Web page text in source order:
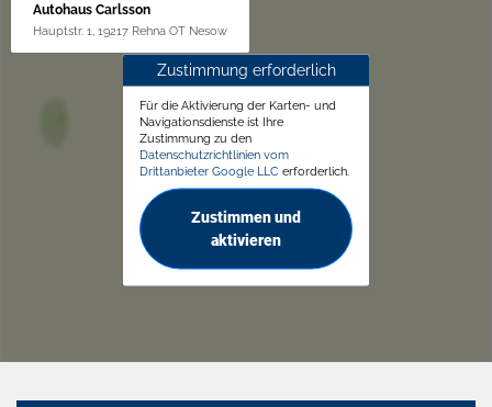
Autohaus Carlsson
Hauptstr. 1, 19217 Rehna OT Nesow
Zustimmung erforderlich
Für die Aktivierung der Karten- und
Navigationsdienste ist Ihre
Zustimmung zu den
Datenschutzrichtlinien vom
Drittanbieter Google LLC erforderlich.
Zustimmen und
aktivieren